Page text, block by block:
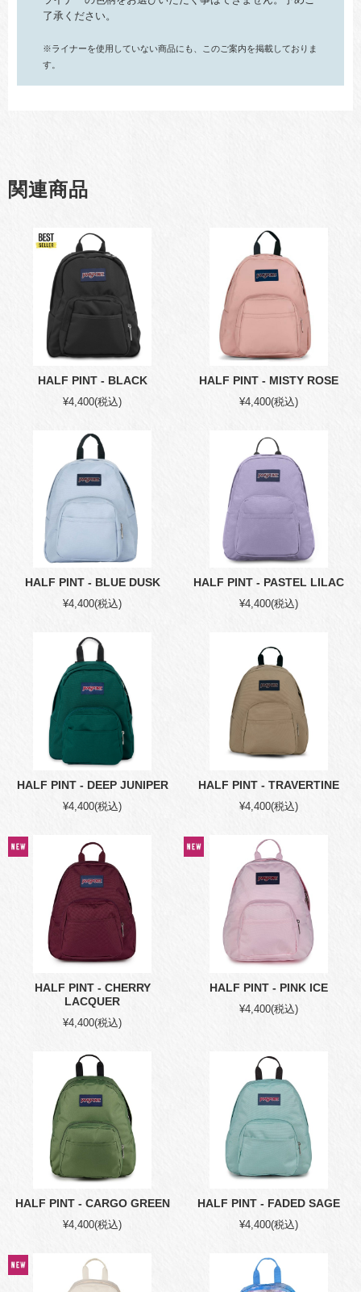
了承ください。
※ライナーを使用していない商品にも、このご案内を掲載しておりま
す。
関連商品
HALF PINT - BLACK
¥4,400(税込)
HALF PINT - MISTY ROSE
¥4,400(税込)
HALF PINT - BLUE DUSK
¥4,400(税込)
HALF PINT - PASTEL LILAC
¥4,400(税込)
HALF PINT - DEEP JUNIPER
¥4,400(税込)
HALF PINT - TRAVERTINE
¥4,400(税込)
HALF PINT - CHERRY
LACQUER
¥4,400(税込)
HALF PINT - PINK ICE
¥4,400(税込)
HALF PINT - CARGO GREEN
¥4,400(税込)
HALF PINT - FADED SAGE
¥4,400(税込)